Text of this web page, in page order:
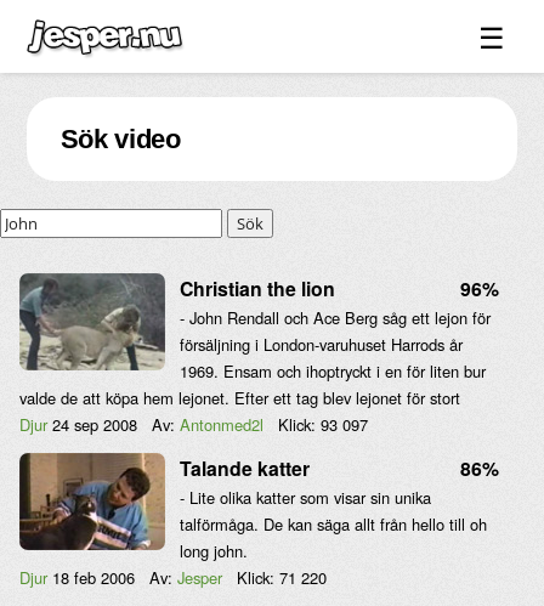
☰
Spel ↓
Bilder ↓
Forum ↓
Länkar
Videos
Blandat ↓
Om sidan ↓
Sök video
Sök
Christian the lion 96%
- John Rendall och Ace Berg såg ett lejon för
försäljning i London-varuhuset Harrods år
1969. Ensam och ihoptryckt i en för liten bur
valde de att köpa hem lejonet. Efter ett tag blev lejonet för stort
Djur 24 sep 2008 Av: Antonmed2l Klick: 93 097
Talande katter 86%
- Lite olika katter som visar sin unika
talförmåga. De kan säga allt från hello till oh
long john.
Djur 18 feb 2006 Av: Jesper Klick: 71 220